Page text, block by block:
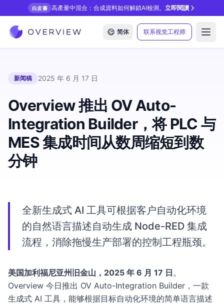
白皮書 高產量中混合：合成資料如何解鎖AI檢測。立即閱讀
简体 联系视觉工程师
新闻稿 2025 年 6 月 17 日
Overview 推出 OV Auto-
Integration Builder，将 PLC 与
MES 集成时间从数周缩短到数
分钟
全新生成式 AI 工具可根据客户自动化环境
的自然语言描述自动生成 Node-RED 集成
流程，消除拖慢生产部署的控制工程瓶颈。
美国加利福尼亚州旧金山，2025 年 6 月 17 日。
Overview 今日推出 OV Auto-Integration Builder，一款
生成式 AI 工具，能够根据目标自动化环境的简单语言描述